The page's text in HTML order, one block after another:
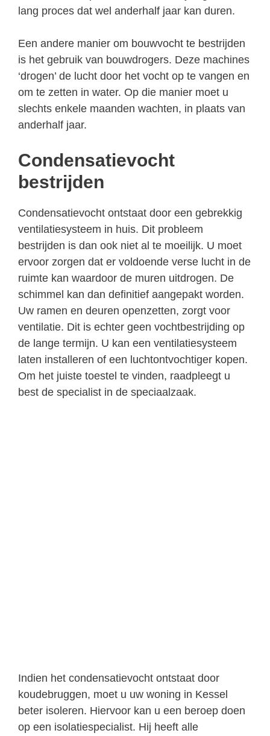
lang proces dat wel anderhalf jaar kan duren.
Een andere manier om bouwvocht te bestrijden
is het gebruik van bouwdrogers. Deze machines
‘drogen’ de lucht door het vocht op te vangen en
om te zetten in water. Op die manier moet u
slechts enkele maanden wachten, in plaats van
anderhalf jaar.
Condensatievocht
bestrijden
Condensatievocht ontstaat door een gebrekkig
ventilatiesysteem in huis. Dit probleem
bestrijden is dan ook niet al te moeilijk. U moet
ervoor zorgen dat er voldoende verse lucht in de
ruimte kan waardoor de muren uitdrogen. De
schimmel kan dan definitief aangepakt worden.
Uw ramen en deuren openzetten, zorgt voor
ventilatie. Dit is echter geen vochtbestrijding op
de lange termijn. U kan een ventilatiesysteem
laten installeren of een luchtontvochtiger kopen.
Om het juiste toestel te vinden, raadpleegt u
best de specialist in de speciaalzaak.
Indien het condensatievocht ontstaat door
koudebruggen, moet u uw woning in Kessel
beter isoleren. Hiervoor kan u een beroep doen
op een isolatiespecialist. Hij heeft alle